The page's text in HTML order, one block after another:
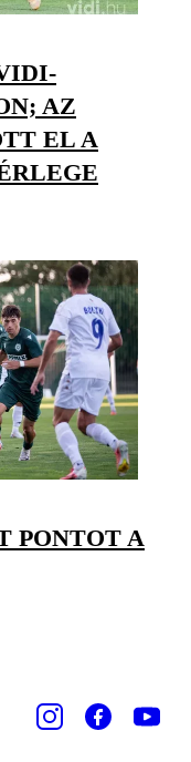
AZ
EL A
PONTOT A